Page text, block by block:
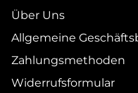
Über Uns
Allgemeine
Zahlungsmethoden
Widerrufsformular